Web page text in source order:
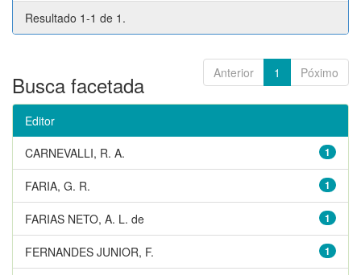
Resultado 1-1 de 1.
Anterior 1 Póximo
Busca facetada
Editor
1
CARNEVALLI, R. A.
1
FARIA, G. R.
1
FARIAS NETO, A. L. de
1
FERNANDES JUNIOR, F.